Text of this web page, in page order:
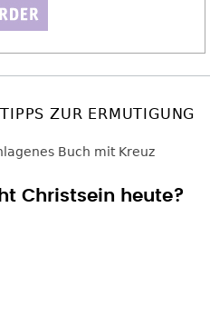
ZUR ERMUTIGUNG